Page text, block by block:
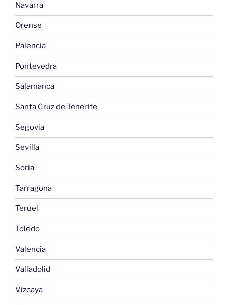
Navarra
Orense
Palencia
Pontevedra
Salamanca
Santa Cruz de Tenerife
Segovia
Sevilla
Soria
Tarragona
Teruel
Toledo
Valencia
Valladolid
Vizcaya